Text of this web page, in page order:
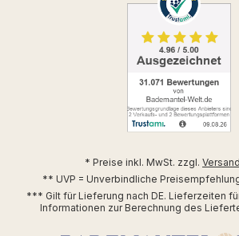
* Preise inkl. MwSt. zzgl.
** UVP = Unverbindliche
*** Gilt für Lieferung nach DE. Lieferzeiten
Informationen zur Berechnung des